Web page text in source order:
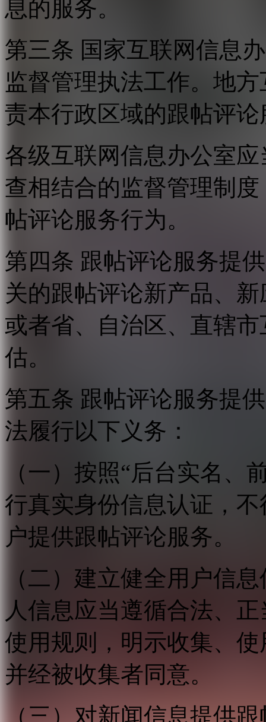
息的服务。
第三条 国家互联网信息
监督管理执法工作。地
责本行政区域的跟帖评
各级互联网信息办公室
查相结合的监督管理制
帖评论服务行为。
第四条 跟帖评论服务提
关的跟帖评论新产品、
或者省、自治区、直辖
估。
第五条 跟帖评论服务提
法履行以下义务：
（一）按照“后台实名、
行真实身份信息认证，
户提供跟帖评论服务。
（二）建立健全用户信
人信息应当遵循合法、
使用规则，明示收集、
并经被收集者同意。
（三）对新闻信息提供